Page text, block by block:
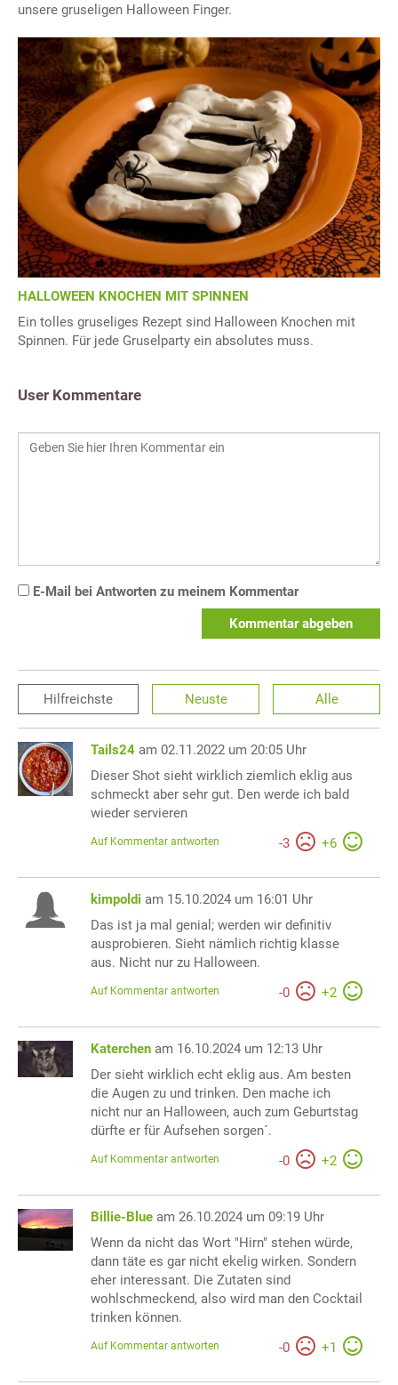
unsere gruseligen Halloween Finger.
HALLOWEEN KNOCHEN MIT SPINNEN
Ein tolles gruseliges Rezept sind Halloween Knochen mit
Spinnen. Für jede Gruselparty ein absolutes muss.
User Kommentare
E-Mail bei Antworten zu meinem Kommentar
Kommentar abgeben
Hilfreichste Neuste Alle
Tails24 am 02.11.2022 um 20:05 Uhr
Dieser Shot sieht wirklich ziemlich eklig aus
schmeckt aber sehr gut. Den werde ich bald
wieder servieren
-3 +6
Auf Kommentar antworten
kimpoldi am 15.10.2024 um 16:01 Uhr
Das ist ja mal genial; werden wir definitiv
ausprobieren. Sieht nämlich richtig klasse
aus. Nicht nur zu Halloween.
-0 +2
Auf Kommentar antworten
Katerchen am 16.10.2024 um 12:13 Uhr
Der sieht wirklich echt eklig aus. Am besten
die Augen zu und trinken. Den mache ich
nicht nur an Halloween, auch zum Geburtstag
dürfte er für Aufsehen sorgen´.
-0 +2
Auf Kommentar antworten
Billie-Blue am 26.10.2024 um 09:19 Uhr
Wenn da nicht das Wort "Hirn" stehen würde,
dann täte es gar nicht ekelig wirken. Sondern
eher interessant. Die Zutaten sind
wohlschmeckend, also wird man den Cocktail
trinken können.
-0 +1
Auf Kommentar antworten